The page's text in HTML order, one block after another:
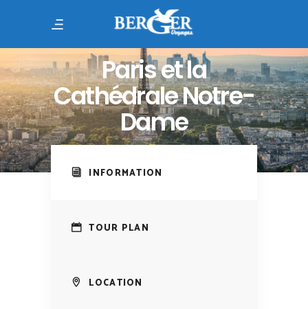
Paris et la
Cathédrale Notre-
Dame
INFORMATION
TOUR PLAN
LOCATION